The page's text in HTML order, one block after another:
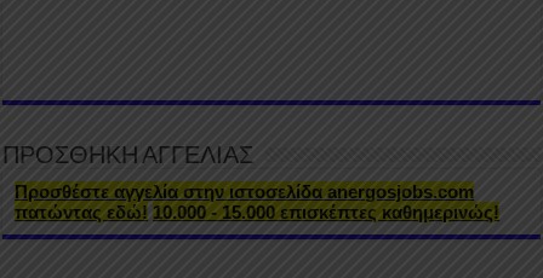
ΠΡΟΣΘΗΚΗ ΑΓΓΕΛΙΑΣ
Προσθέστε αγγελία στην ιστοσελίδα anergosjobs.com
πατώντας εδώ! 10.000 - 15.000 επισκέπτες καθημερινώς!